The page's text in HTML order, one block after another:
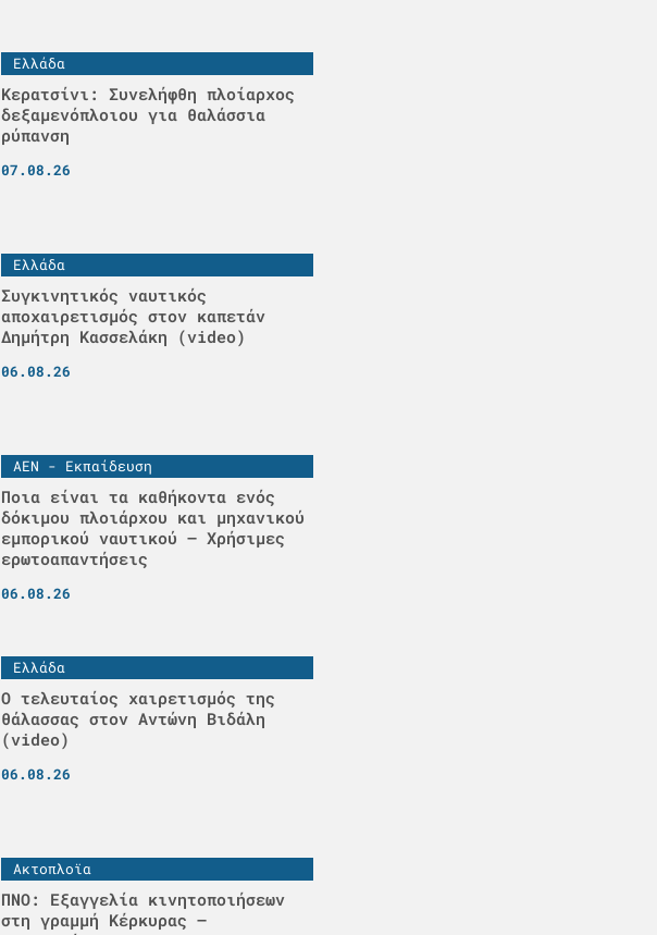
Ελλάδα
Κερατσίνι: Συνελήφθη πλοίαρχος
δεξαμενόπλοιου για θαλάσσια
ρύπανση
07.08.26
Ελλάδα
Συγκινητικός ναυτικός
αποχαιρετισμός στον καπετάν
Δημήτρη Κασσελάκη (video)
06.08.26
ΑΕΝ - Εκπαίδευση
Ποια είναι τα καθήκοντα ενός
δόκιμου πλοιάρχου και μηχανικού
εμπορικού ναυτικού – Χρήσιμες
ερωτοαπαντήσεις
06.08.26
Ελλάδα
Ο τελευταίος χαιρετισμός της
θάλασσας στον Αντώνη Βιδάλη
(video)
06.08.26
Ακτοπλοϊα
ΠΝΟ: Εξαγγελία κινητοποιήσεων
στη γραμμή Κέρκυρας –